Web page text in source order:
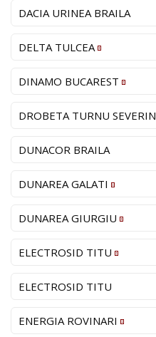
DACIA URINEA BRAILA
DELTA TULCEA
DINAMO BUCAREST
DROBETA TURNU SEVERIN
DUNACOR BRAILA
DUNAREA GALATI
DUNAREA GIURGIU
ELECTROSID TITU
ELECTROSID TITU
ENERGIA ROVINARI